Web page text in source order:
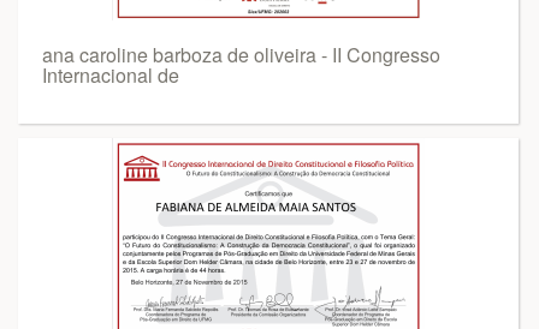
ana caroline barboza de oliveira - II Congresso
Internacional de